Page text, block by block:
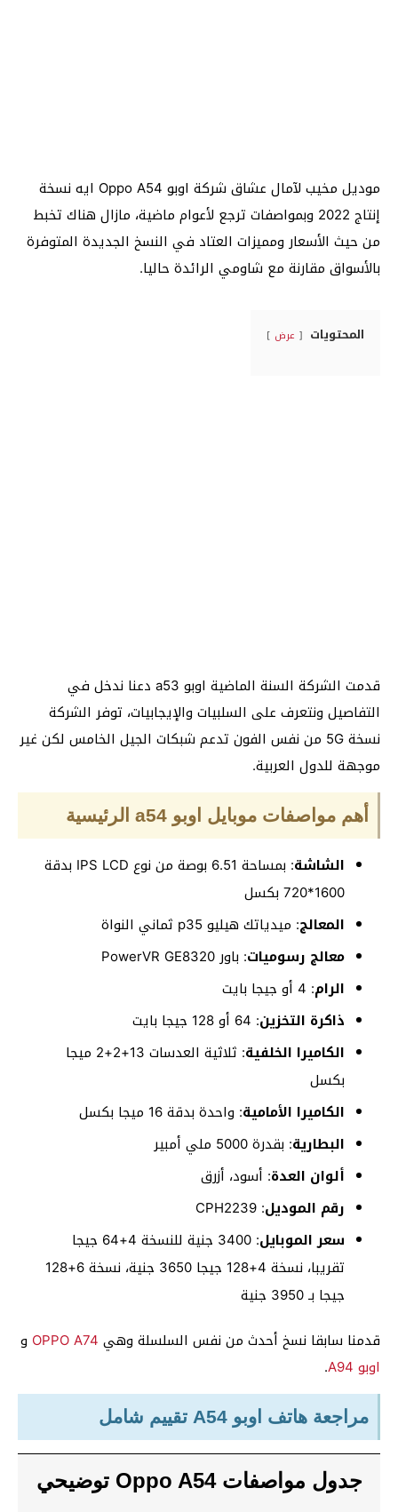
موديل مخيب لآمال عشاق شركة اوبو Oppo A54 ايه نسخة
إنتاج 2022 وبمواصفات ترجع لأعوام ماضية، مازال هناك تخبط
من حيث الأسعار ومميزات العتاد في النسخ الجديدة المتوفرة
بالأسواق مقارنة مع شاومي الرائدة حاليا.
المحتويات عرض
قدمت الشركة السنة الماضية اوبو a53 دعنا ندخل في
التفاصيل ونتعرف على السلبيات والإيجابيات، توفر الشركة
نسخة 5G من نفس الفون تدعم شبكات الجيل الخامس لكن غير
موجهة للدول العربية.
أهم مواصفات موبايل اوبو a54 الرئيسية
الشاشة
: بمساحة 6.51 بوصة من نوع IPS LCD بدقة
1600*720 بكسل
المعالج: ميدياتك هيليو p35 ثماني النواة
معالج رسوميات: باور PowerVR GE8320
الرام: 4 أو جيجا بايت
ذاكرة التخزين: 64 أو 128 جيجا بايت
الكاميرا الخلفية
: ثلاثية العدسات 13+2+2 ميجا
بكسل
الكاميرا الأمامية: واحدة بدقة 16 ميجا بكسل
البطارية: بقدرة 5000 ملي أمبير
ألوان العدة: أسود، أزرق
رقم الموديل: CPH2239
سعر الموبايل:
3400 جنية للنسخة 4+64 جيجا
تقريبا، نسخة 4+128 جيجا 3650 جنية، نسخة 6+128
جيجا بـ 3950 جنية
قدمنا سابقا نسخ أحدث من نفس السلسلة وهي OPPO A74 و
اوبو A94
.
مراجعة هاتف اوبو A54 تقييم شامل
جدول مواصفات Oppo A54 توضيحي